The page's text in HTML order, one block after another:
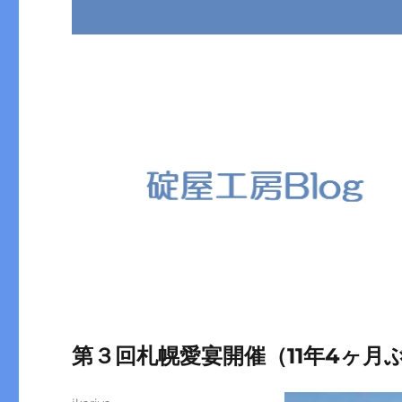
第３回札幌愛宴開催（11年4ヶ月